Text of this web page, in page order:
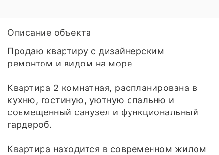
Описание объекта
Продаю квартиру с дизайнерским
ремонтом и видом на море.
Квартира 2 комнатная, распланирована в
кухню, гостиную, уютную спальню и
совмещенный санузел и функциональный
гардероб.
Квартира находится в современном жилом